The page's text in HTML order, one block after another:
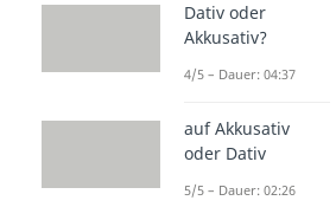
Dativ oder
Akkusativ?
4/5 – Dauer: 04:37
auf Akkusativ
oder Dativ
5/5 – Dauer: 02:26